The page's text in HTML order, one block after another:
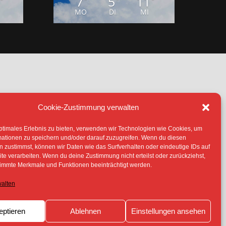
Cookie-Zustimmung verwalten
Erlebnis zu bieten, verwenden wir Technologien wie Cookies, um
zu speichern und/oder darauf zuzugreifen. Wenn du diesen
zustimmst, können wir Daten wie das Surfverhalten oder eindeutige IDs auf
verarbeiten. Wenn du deine Zustimmung nicht erteilst oder zurückziehst,
Merkmale und Funktionen beeinträchtigt werden.
Ablehnen Einstellungen ansehen
MO DI MI
(EU)
-SOFERN NICHT ANDERS
DER RECHTEINHABER